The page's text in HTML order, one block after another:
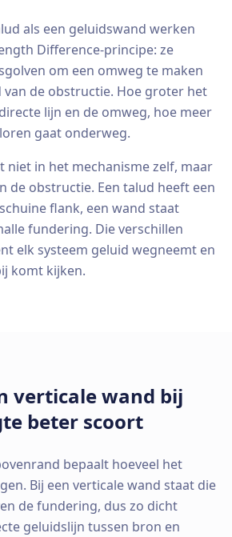
als een geluidswand werken
Difference-principe: ze
om een omweg te maken
van de obstructie. Hoe groter het
lijn en de omweg, hoe meer
gaat onderweg.
niet in het mechanisme zelf, maar
de obstructie. Een talud heeft een
flank, een wand staat
fundering. Die verschillen
elk systeem geluid wegneemt en
komt kijken.
verticale wand bij
beter scoort
bepaalt hoeveel het
Bij een verticale wand staat die
de fundering, dus zo dicht
geluidslijn tussen bron en